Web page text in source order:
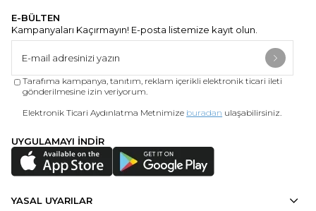
E-BÜLTEN
Kampanyaları Kaçırmayın! E-posta listemize kayıt olun.
Tarafıma kampanya, tanıtım, reklam içerikli elektronik ticari ileti
gönderilmesine izin veriyorum.
Elektronik Ticari Aydınlatma Metnimize buradan ulaşabilirsiniz.
UYGULAMAYI İNDİR
YASAL UYARILAR